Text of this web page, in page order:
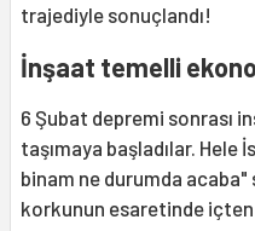
trajediyle sonuçlandı!
İnşaat temelli
6 Şubat depremi sonrası
taşımaya başladılar.
binam ne durumda acaba"
korkunun esaretinde